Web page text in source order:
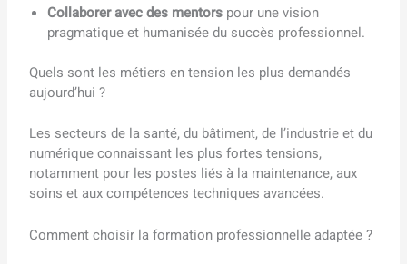
Collaborer avec des mentors pour une vision
pragmatique et humanisée du succès professionnel.
Quels sont les métiers en tension les plus demandés
aujourd’hui ?
Les secteurs de la santé, du bâtiment, de l’industrie et du
numérique connaissant les plus fortes tensions,
notamment pour les postes liés à la maintenance, aux
soins et aux compétences techniques avancées.
Comment choisir la formation professionnelle adaptée ?